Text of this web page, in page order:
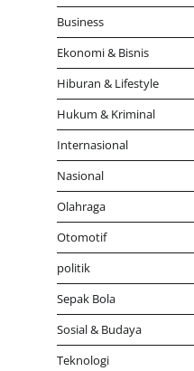
Business
Ekonomi & Bisnis
Hiburan & Lifestyle
Hukum & Kriminal
Internasional
Nasional
Olahraga
Otomotif
politik
Sepak Bola
Sosial & Budaya
Teknologi